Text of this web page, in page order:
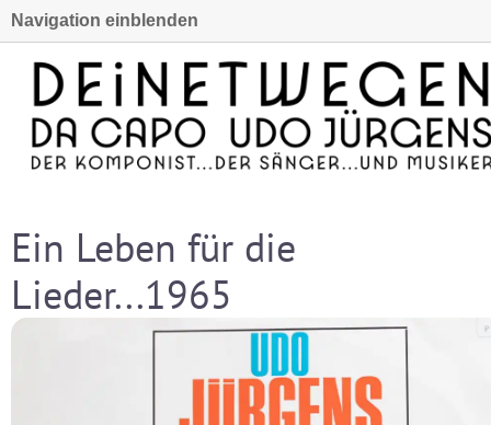
Navigation einblenden
Ein Leben für die
Lieder...1965